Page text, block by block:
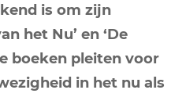
is om zijn
het Nu’ en ‘De
boeken pleiten voor
in het nu als